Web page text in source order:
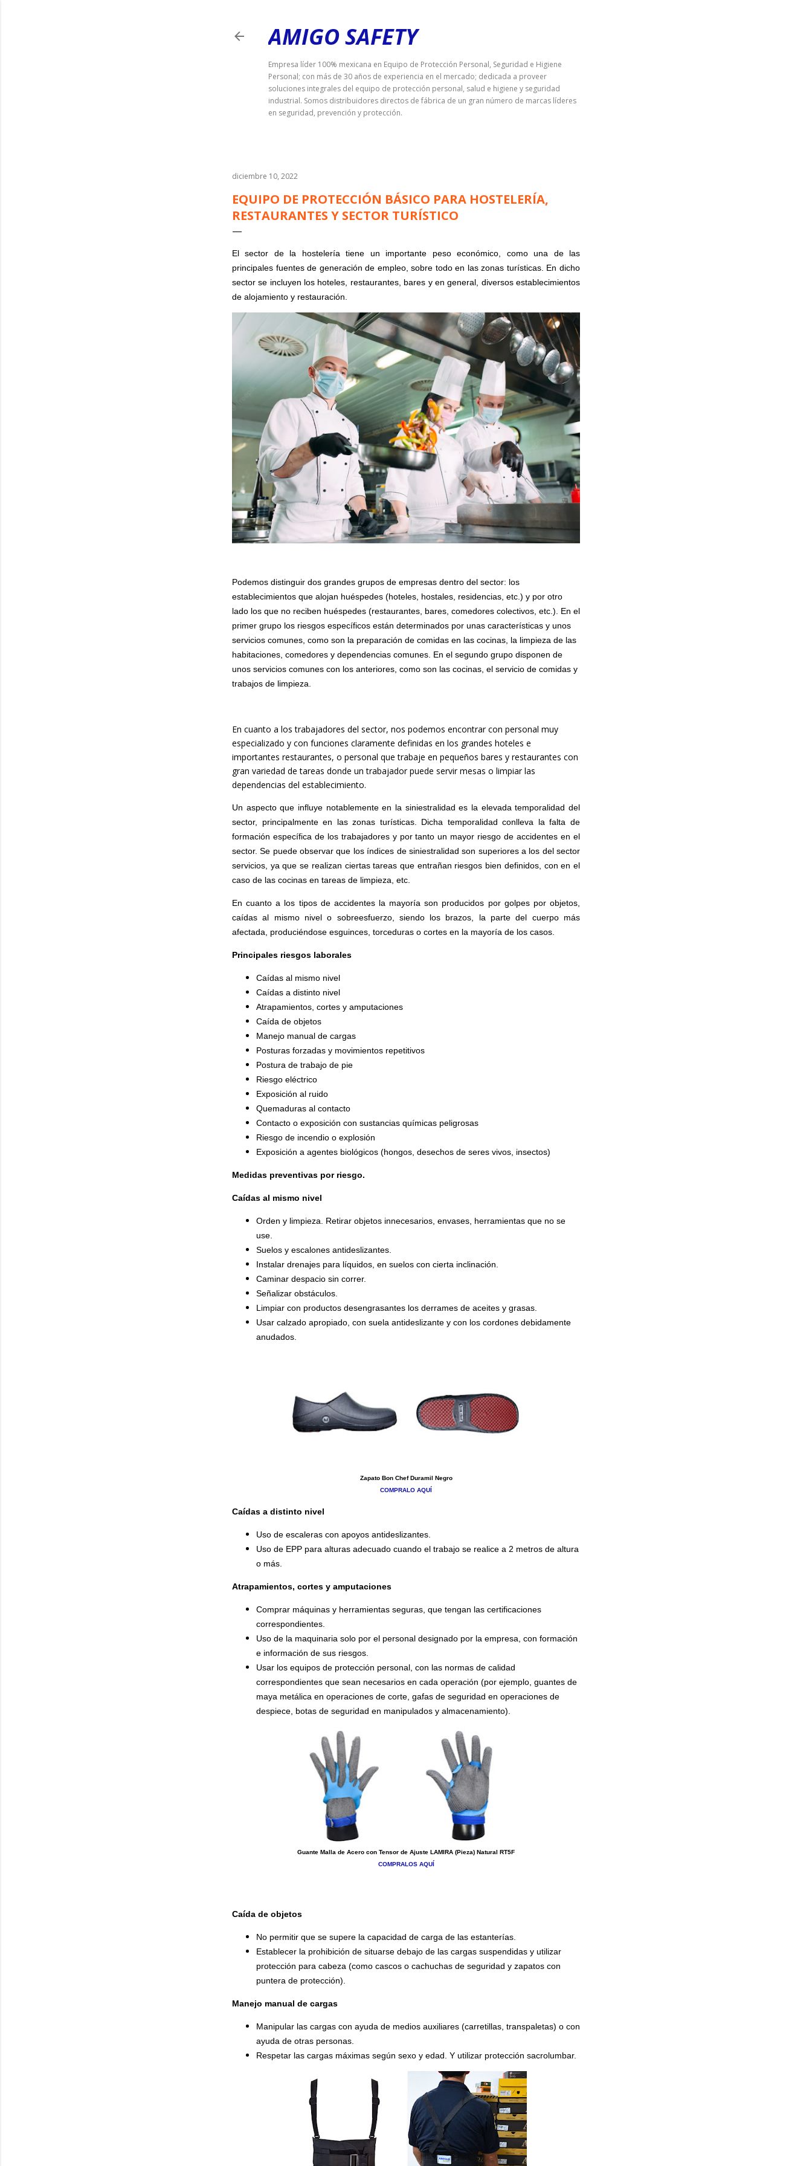
AMIGO SAFETY
Empresa líder 100% mexicana en Equipo de Protección Personal, Seguridad e Higiene
Personal; con más de 30 años de experiencia en el mercado; dedicada a proveer
soluciones integrales del equipo de protección personal, salud e higiene y seguridad
industrial. Somos distribuidores directos de fábrica de un gran número de marcas líderes
en seguridad, prevención y protección.
diciembre 10, 2022
EQUIPO DE PROTECCIÓN BÁSICO PARA HOSTELERÍA,
RESTAURANTES Y SECTOR TURÍSTICO
El sector de la hostelería tiene un importante peso económico, como una de las
principales fuentes de generación de empleo, sobre todo en las zonas turísticas. En dicho
sector se incluyen los hoteles, restaurantes, bares y en general, diversos establecimientos
de alojamiento y restauración.
Podemos distinguir dos grandes grupos de empresas dentro del sector: los
establecimientos que alojan huéspedes (hoteles, hostales, residencias, etc.) y por otro
lado los que no reciben huéspedes (restaurantes, bares, comedores colectivos, etc.). En el
primer grupo los riesgos específicos están determinados por unas características y unos
servicios comunes, como son la preparación de comidas en las cocinas, la limpieza de las
habitaciones, comedores y dependencias comunes. En el segundo grupo disponen de
unos servicios comunes con los anteriores, como son las cocinas, el servicio de comidas y
trabajos de limpieza.
En cuanto a los trabajadores del sector, nos podemos encontrar con personal muy
especializado y con funciones claramente definidas en los grandes hoteles e
importantes restaurantes, o personal que trabaje en pequeños bares y restaurantes con
gran variedad de tareas donde un trabajador puede servir mesas o limpiar las
dependencias del establecimiento.
Un aspecto que influye notablemente en la siniestralidad es la elevada temporalidad del
sector, principalmente en las zonas turísticas. Dicha temporalidad conlleva la falta de
formación específica de los trabajadores y por tanto un mayor riesgo de accidentes en el
sector. Se puede observar que los índices de siniestralidad son superiores a los del sector
servicios, ya que se realizan ciertas tareas que entrañan riesgos bien definidos, con en el
caso de las cocinas en tareas de limpieza, etc.
En cuanto a los tipos de accidentes la mayoría son producidos por golpes por objetos,
caídas al mismo nivel o sobreesfuerzo, siendo los brazos, la parte del cuerpo más
afectada, produciéndose esguinces, torceduras o cortes en la mayoría de los casos.
Principales riesgos laborales
Caídas al mismo nivel
Caídas a distinto nivel
Atrapamientos, cortes y amputaciones
Caída de objetos
Manejo manual de cargas
Posturas forzadas y movimientos repetitivos
Postura de trabajo de pie
Riesgo eléctrico
Exposición al ruido
Quemaduras al contacto
Contacto o exposición con sustancias químicas peligrosas
Riesgo de incendio o explosión
Exposición a agentes biológicos (hongos, desechos de seres vivos, insectos)
Medidas preventivas por riesgo.
Caídas al mismo nivel
Orden y limpieza. Retirar objetos innecesarios, envases, herramientas que no se
use.
Suelos y escalones antideslizantes.
Instalar drenajes para líquidos, en suelos con cierta inclinación.
Caminar despacio sin correr.
Señalizar obstáculos.
Limpiar con productos desengrasantes los derrames de aceites y grasas.
Usar calzado apropiado, con suela antideslizante y con los cordones debidamente
anudados.
Zapato Bon Chef Duramil Negro
COMPRALO AQUÍ
Caídas a distinto nivel
Uso de escaleras con apoyos antideslizantes.
Uso de EPP para alturas adecuado cuando el trabajo se realice a 2 metros de altura
o más.
Atrapamientos, cortes y amputaciones
Comprar máquinas y herramientas seguras, que tengan las certificaciones
correspondientes.
Uso de la maquinaria solo por el personal designado por la empresa, con formación
e información de sus riesgos.
Usar los equipos de protección personal, con las normas de calidad
correspondientes que sean necesarios en cada operación (por ejemplo, guantes de
maya metálica en operaciones de corte, gafas de seguridad en operaciones de
despiece, botas de seguridad en manipulados y almacenamiento).
Guante Malla de Acero con Tensor de Ajuste LAMIRA (Pieza) Natural RT5F
COMPRALOS AQUÍ
Caída de objetos
No permitir que se supere la capacidad de carga de las estanterías.
Establecer la prohibición de situarse debajo de las cargas suspendidas y utilizar
protección para cabeza (como cascos o cachuchas de seguridad y zapatos con
puntera de protección).
Manejo manual de cargas
Manipular las cargas con ayuda de medios auxiliares (carretillas, transpaletas) o con
ayuda de otras personas.
Respetar las cargas máximas según sexo y edad. Y utilizar protección sacrolumbar.